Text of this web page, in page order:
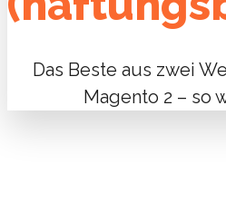
Das Beste aus zwei
Magento 2 – so